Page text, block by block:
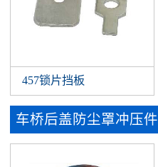
457锁片挡板
车桥后盖防尘罩冲压件